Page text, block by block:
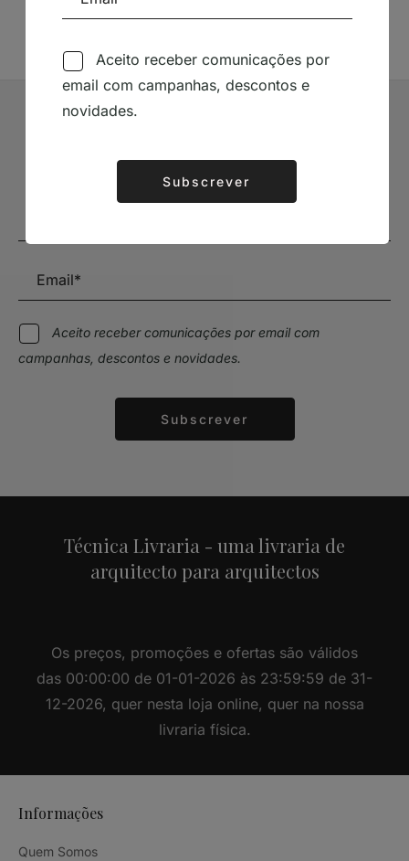
Mantenha-se a par das novidades e descontos
Aceito receber comunicações por email com
campanhas, descontos e novidades.
Subscrever
Técnica Livraria - uma livraria de
arquitecto para arquitectos
Os preços, promoções e ofertas são válidos
das 00:00:00 de 01-01-2026 às 23:59:59 de 31-
12-2026, quer nesta loja online, quer na nossa
livraria física.
Informações
Quem Somos
Aceito receber comunicações por
email com campanhas, descontos e
novidades.
Subscrever